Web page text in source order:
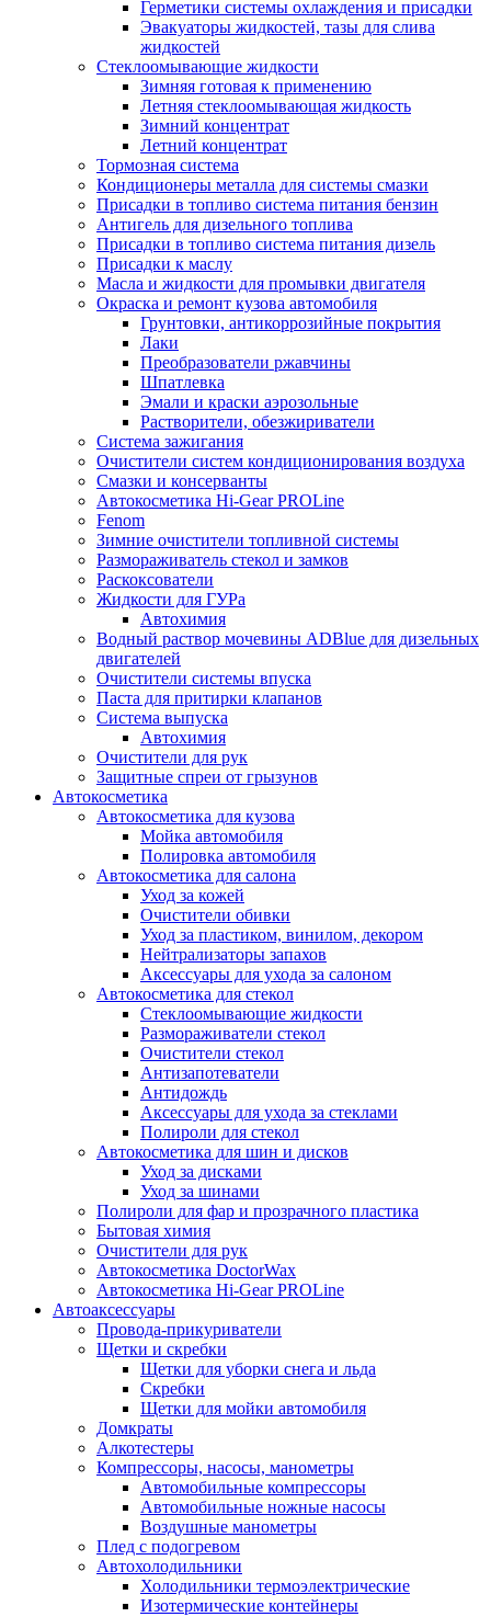
Герметики системы охлаждения и присадки
Эвакуаторы жидкостей, тазы для слива
жидкостей
Стеклоомывающие жидкости
Зимняя готовая к применению
Летняя стеклоомывающая жидкость
Зимний концентрат
Летний концентрат
Тормозная система
Кондиционеры металла для системы смазки
Присадки в топливо система питания бензин
Антигель для дизельного топлива
Присадки в топливо система питания дизель
Присадки к маслу
Масла и жидкости для промывки двигателя
Окраска и ремонт кузова автомобиля
Грунтовки, антикоррозийные покрытия
Лаки
Преобразователи ржавчины
Шпатлевка
Эмали и краски аэрозольные
Растворители, обезжириватели
Система зажигания
Очистители систем кондиционирования воздуха
Смазки и консерванты
Автокосметика Hi-Gear PROLine
Fenom
Зимние очистители топливной системы
Размораживатель стекол и замков
Раскоксователи
Жидкости для ГУРа
Автохимия
Водный раствор мочевины ADBlue для дизельных
двигателей
Очистители системы впуска
Паста для притирки клапанов
Система выпуска
Автохимия
Очистители для рук
Защитные спреи от грызунов
Автокосметика
Автокосметика для кузова
Мойка автомобиля
Полировка автомобиля
Автокосметика для салона
Уход за кожей
Очистители обивки
Уход за пластиком, винилом, декором
Нейтрализаторы запахов
Аксессуары для ухода за салоном
Автокосметика для стекол
Стеклоомывающие жидкости
Размораживатели стекол
Очистители стекол
Антизапотеватели
Антидождь
Аксессуары для ухода за стеклами
Полироли для стекол
Автокосметика для шин и дисков
Уход за дисками
Уход за шинами
Полироли для фар и прозрачного пластика
Бытовая химия
Очистители для рук
Автокосметика DoctorWax
Автокосметика Hi-Gear PROLine
Автоаксессуары
Провода-прикуриватели
Щетки и скребки
Щетки для уборки снега и льда
Скребки
Щетки для мойки автомобиля
Домкраты
Алкотестеры
Компрессоры, насосы, манометры
Автомобильные компрессоры
Автомобильные ножные насосы
Воздушные манометры
Плед с подогревом
Автохолодильники
Холодильники термоэлектрические
Изотермические контейнеры